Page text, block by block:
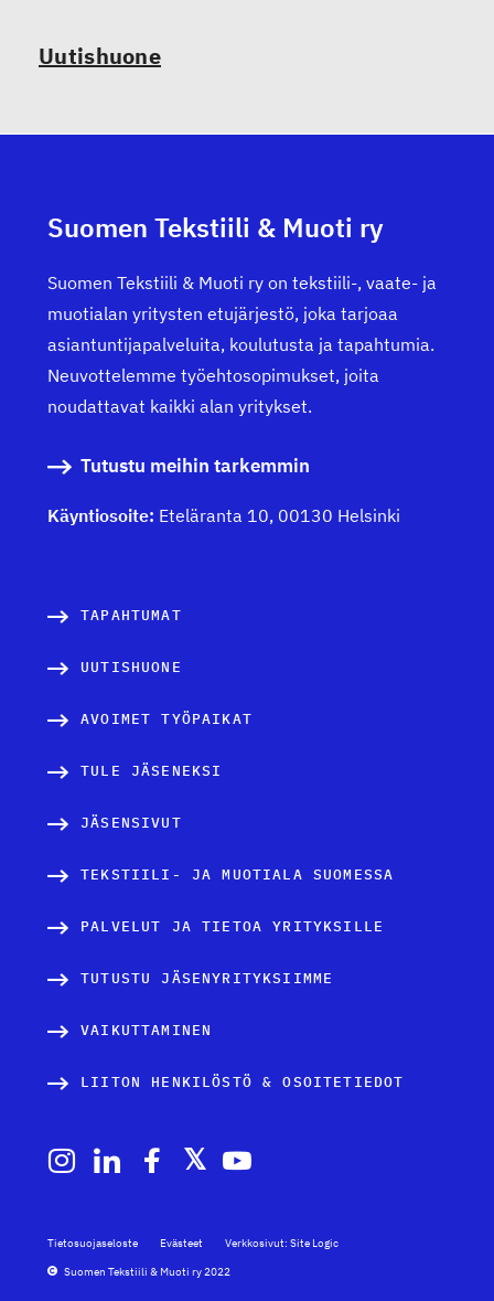
Uutishuone
Suomen Tekstiili & Muoti ry
Suomen Tekstiili & Muoti ry on tekstiili-, vaate- ja
muotialan yritysten etujärjestö, joka tarjoaa
asiantuntijapalveluita, koulutusta ja tapahtumia.
Neuvottelemme työehtosopimukset, joita
noudattavat kaikki alan yritykset.
Tutustu meihin tarkemmin
Käyntiosoite: Eteläranta 10, 00130 Helsinki
TAPAHTUMAT
UUTISHUONE
AVOIMET TYÖPAIKAT
TULE JÄSENEKSI
JÄSENSIVUT
TEKSTIILI- JA MUOTIALA SUOMESSA
PALVELUT JA TIETOA YRITYKSILLE
TUTUSTU JÄSENYRITYKSIIMME
VAIKUTTAMINEN
LIITON HENKILÖSTÖ & OSOITETIEDOT
Tietosuojaseloste Evästeet
Verkkosivut: Site Logic
Suomen Tekstiili & Muoti ry 2022